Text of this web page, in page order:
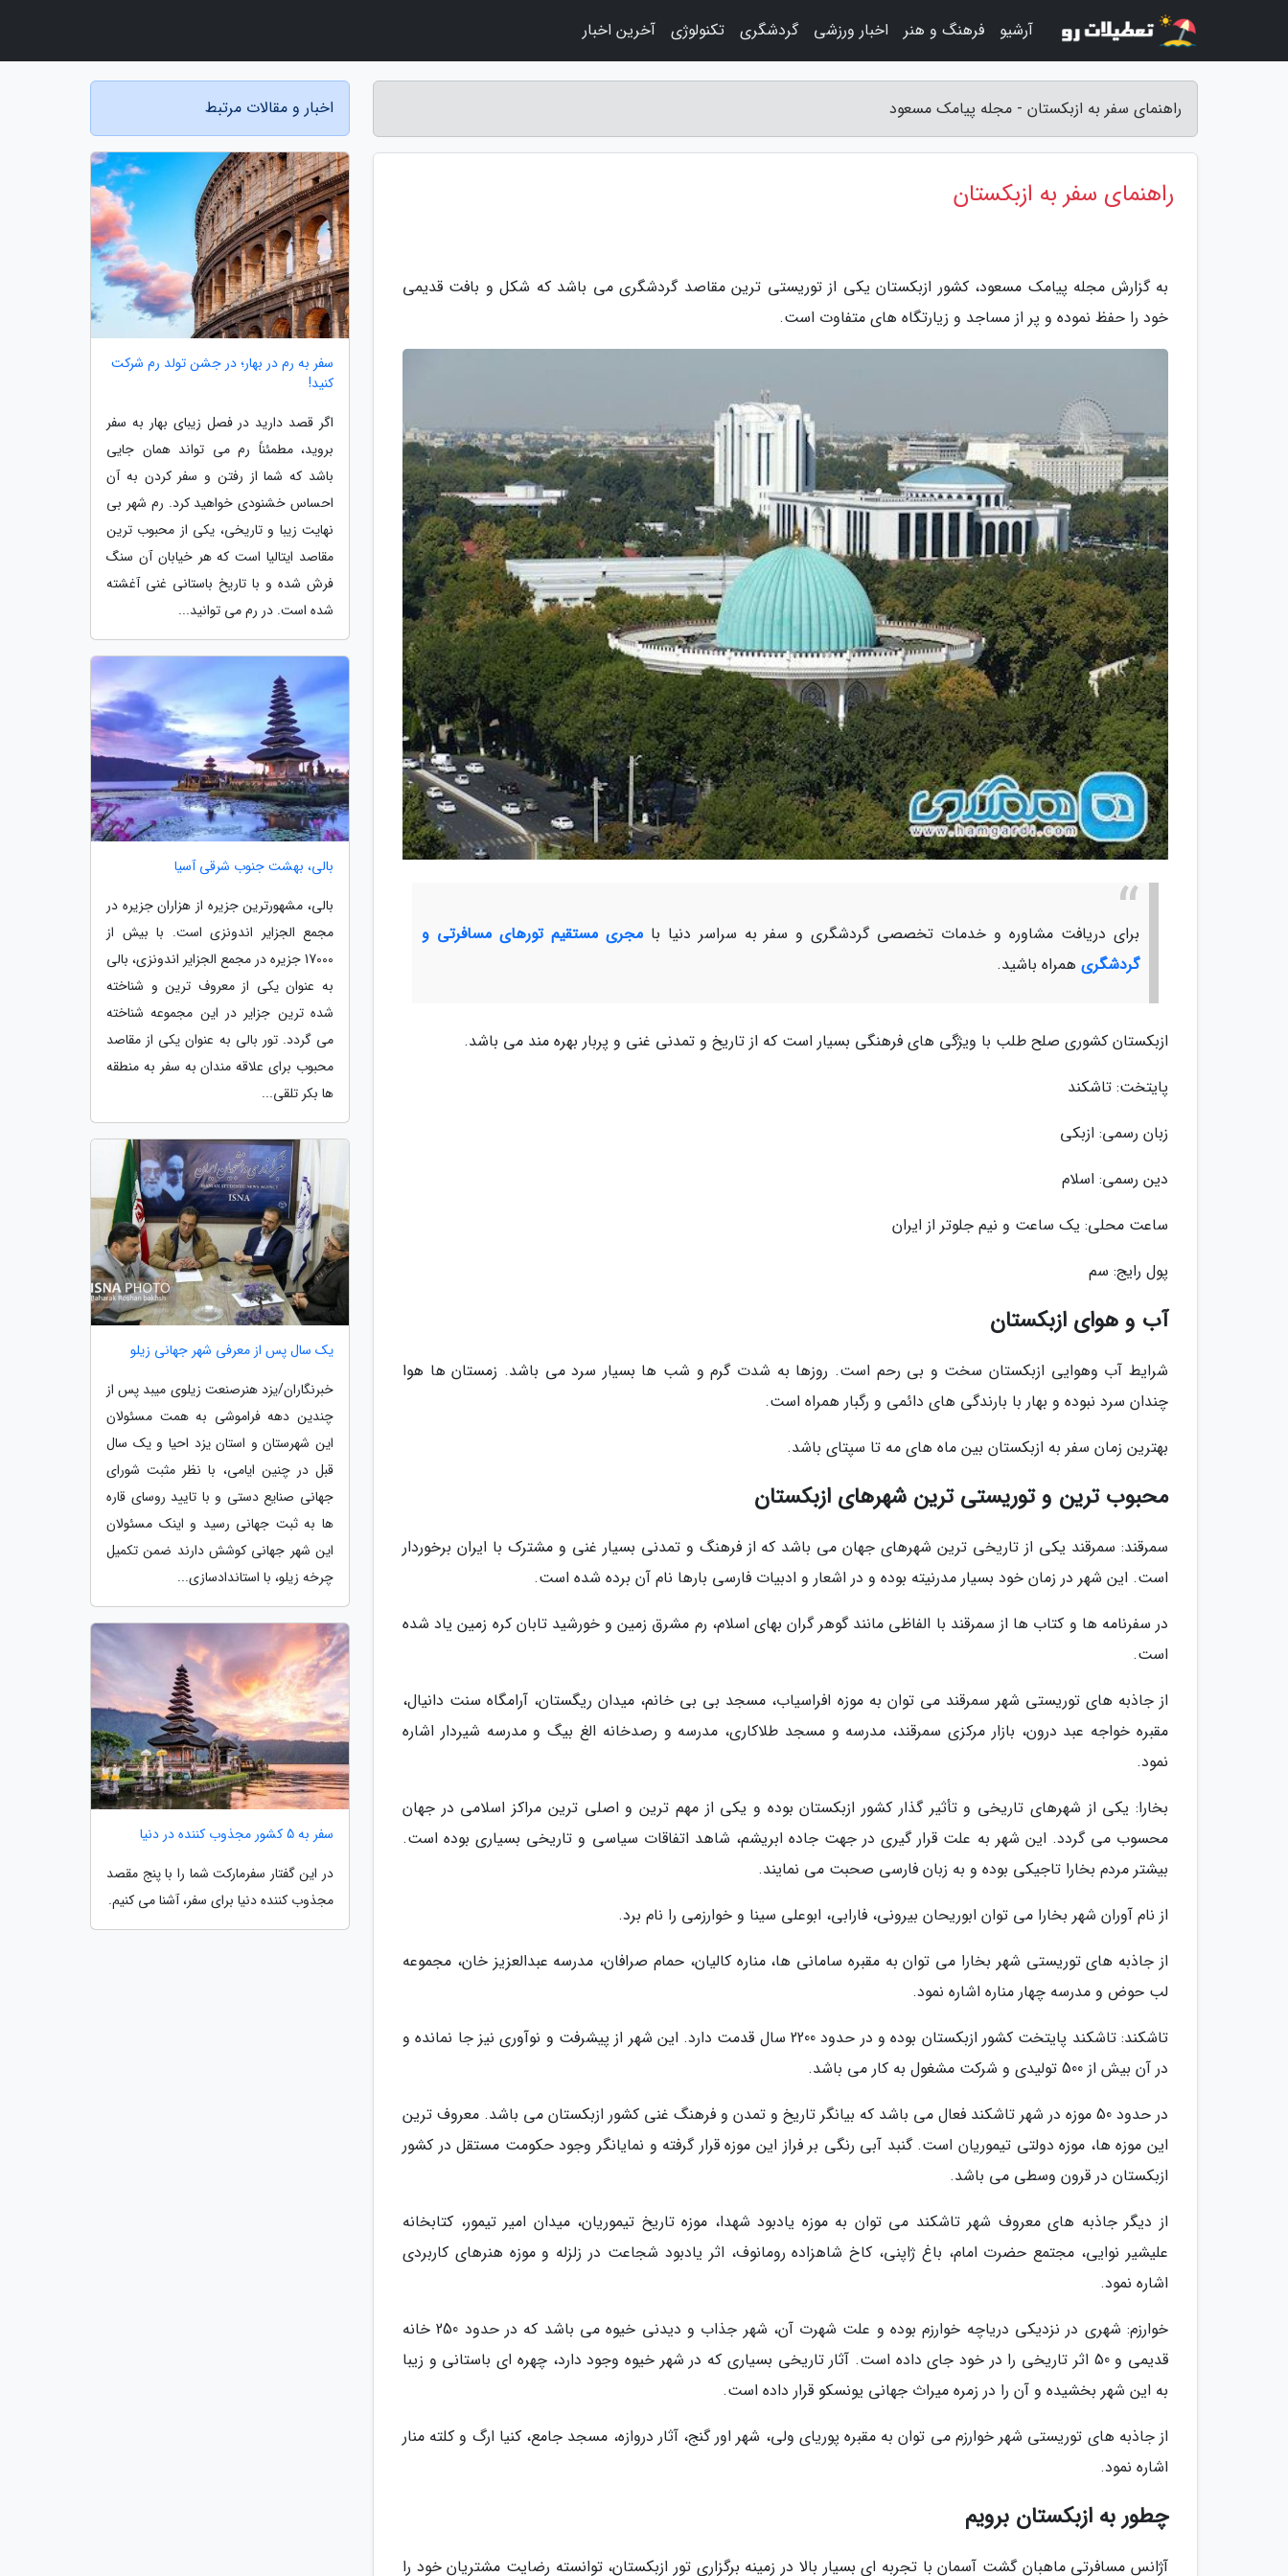
راهنمای سفر به ازبکستان - مجله پیامک مسعود
راهنمای سفر به ازبکستان
به گزارش مجله پیامک مسعود، کشور ازبکستان یکی از توریستی ترین مقاصد گردشگری می باشد که شکل و بافت قدیمی
خود را حفظ نموده و پر از مساجد و زیارتگاه های متفاوت است.
برای دریافت مشاوره و خدمات تخصصی گردشگری و سفر به سراسر دنیا بامجری مستقیم تورهای مسافرتی و
گردشگری همراه باشید.
ازبکستان کشوری صلح طلب با ویژگی های فرهنگی بسیار است که از تاریخ و تمدنی غنی و پربار بهره مند می باشد.
پایتخت: تاشکند
زبان رسمی: ازبکی
دین رسمی: اسلام
ساعت محلی: یک ساعت و نیم جلوتر از ایران
پول رایج: سم
آب و هوای ازبکستان
شرایط آب وهوایی ازبکستان سخت و بی رحم است. روزها به شدت گرم و شب ها بسیار سرد می باشد. زمستان ها هوا
چندان سرد نبوده و بهار با بارندگی های دائمی و رگبار همراه است.
بهترین زمان سفر به ازبکستان بین ماه های مه تا سپتای باشد.
محبوب ترین و توریستی ترین شهرهای ازبکستان
سمرقند: سمرقند یکی از تاریخی ترین شهرهای جهان می باشد که از فرهنگ و تمدنی بسیار غنی و مشترک با ایران برخوردار
است. این شهر در زمان خود بسیار مدرنیته بوده و در اشعار و ادبیات فارسی بارها نام آن برده شده است.
در سفرنامه ها و کتاب ها از سمرقند با الفاظی مانند گوهر گران بهای اسلام، رم مشرق زمین و خورشید تابان کره زمین یاد شده
است.
از جاذبه های توریستی شهر سمرقند می توان به موزه افراسیاب، مسجد بی بی خانم، میدان ریگستان، آرامگاه سنت دانیال،
مقبره خواجه عبد درون، بازار مرکزی سمرقند، مدرسه و مسجد طلاکاری، مدرسه و رصدخانه الغ بیگ و مدرسه شیردار اشاره
نمود.
بخارا: یکی از شهرهای تاریخی و تأثیر گذار کشور ازبکستان بوده و یکی از مهم ترین و اصلی ترین مراکز اسلامی در جهان
محسوب می گردد. این شهر به علت قرار گیری در جهت جاده ابریشم، شاهد اتفاقات سیاسی و تاریخی بسیاری بوده است.
بیشتر مردم بخارا تاجیکی بوده و به زبان فارسی صحبت می نمایند.
از نام آوران شهر بخارا می توان ابوریحان بیرونی، فارابی، ابوعلی سینا و خوارزمی را نام برد.
از جاذبه های توریستی شهر بخارا می توان به مقبره سامانی ها، مناره کالیان، حمام صرافان، مدرسه عبدالعزیز خان، مجموعه
لب حوض و مدرسه چهار مناره اشاره نمود.
تاشکند: تاشکند پایتخت کشور ازبکستان بوده و در حدود 2200 سال قدمت دارد. این شهر از پیشرفت و نوآوری نیز جا نمانده و
در آن بیش از 500 تولیدی و شرکت مشغول به کار می باشد.
در حدود 50 موزه در شهر تاشکند فعال می باشد که بیانگر تاریخ و تمدن و فرهنگ غنی کشور ازبکستان می باشد. معروف ترین
این موزه ها، موزه دولتی تیموریان است. گنبد آبی رنگی بر فراز این موزه قرار گرفته و نمایانگر وجود حکومت مستقل در کشور
ازبکستان در قرون وسطی می باشد.
از دیگر جاذبه های معروف شهر تاشکند می توان به موزه یادبود شهدا، موزه تاریخ تیموریان، میدان امیر تیمور، کتابخانه
علیشیر نوایی، مجتمع حضرت امام، باغ ژاپنی، کاخ شاهزاده رومانوف، اثر یادبود شجاعت در زلزله و موزه هنرهای کاربردی
اشاره نمود.
خوارزم: شهری در نزدیکی دریاچه خوارزم بوده و علت شهرت آن، شهر جذاب و دیدنی خیوه می باشد که در حدود 250 خانه
قدیمی و 50 اثر تاریخی را در خود جای داده است. آثار تاریخی بسیاری که در شهر خیوه وجود دارد، چهره ای باستانی و زیبا
به این شهر بخشیده و آن را در زمره میراث جهانی یونسکو قرار داده است.
از جاذبه های توریستی شهر خوارزم می توان به مقبره پوریای ولی، شهر اور گنج، آثار دروازه، مسجد جامع، کنیا ارگ و کلته منار
اشاره نمود.
چطور به ازبکستان برویم
آژانس مسافرتی ماهبان گشت آسمان با تجربه ای بسیار بالا در زمینه برگزاری تور ازبکستان، توانسته رضایت مشتریان خود را
اخبار و مقالات مرتبط
سفر به رم در بهار؛ در جشن تولد رم شرکت
کنید!
اگر قصد دارید در فصل زیبای بهار به سفر
بروید، مطمئناً رم می تواند همان جایی
باشد که شما از رفتن و سفر کردن به آن
احساس خشنودی خواهید کرد. رم شهر بی
نهایت زیبا و تاریخی، یکی از محبوب ترین
مقاصد ایتالیا است که هر خیابان آن سنگ
فرش شده و با تاریخ باستانی غنی آغشته
شده است. در رم می توانید...
بالی، بهشت جنوب شرقی آسیا
بالی، مشهورترین جزیره از هزاران جزیره در
مجمع الجزایر اندونزی است. با بیش از
17000 جزیره در مجمع الجزایر اندونزی، بالی
به عنوان یکی از معروف ترین و شناخته
شده ترین جزایر در این مجموعه شناخته
می گردد. تور بالی به عنوان یکی از مقاصد
محبوب برای علاقه مندان به سفر به منطقه
ها بکر تلقی...
یک سال پس از معرفی شهر جهانی زیلو
خبرنگاران/یزد هنرصنعت زیلوی میبد پس از
چندین دهه فراموشی به همت مسئولان
این شهرستان و استان یزد احیا و یک سال
قبل در چنین ایامی، با نظر مثبت شورای
جهانی صنایع دستی و با تایید روسای قاره
ها به ثبت جهانی رسید و اینک مسئولان
این شهر جهانی کوشش دارند ضمن تکمیل
چرخه زیلو، با استاندادسازی...
سفر به 5 کشور مجذوب کننده در دنیا
در این گفتار سفرمارکت شما را با پنج مقصد
مجذوب کننده دنیا برای سفر، آشنا می کنیم.
آرشیو فرهنگ و هنر اخبار ورزشی گردشگری تکنولوژی آخرین اخبار